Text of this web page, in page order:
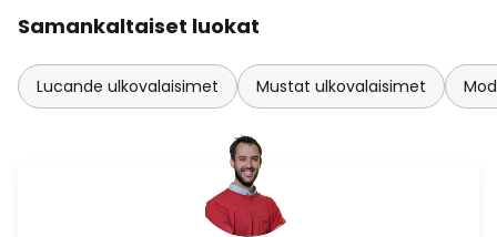
Samankaltaiset luokat
Lucande ulkovalaisimet Mustat ulkovalaisimet